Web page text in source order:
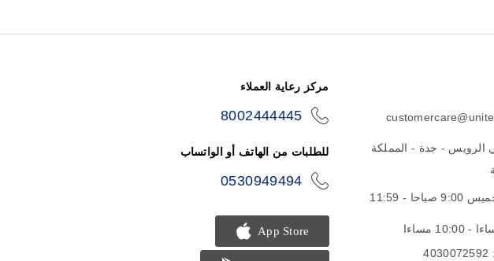
الرويس - جدة - المملكة
من السبت - للخميس 9:00 صباحا - 11:59
مركز رعاية العملاء
8002444445
للطلبات من الهاتف أو الواتساب
0530949494